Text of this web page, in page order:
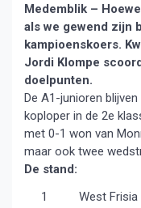
Medemblik –
als we gewend zijn
kampioenskoers.
Jordi Klompe
doelpunten.
De A1-junioren
koploper in de 2e
met 0-1 won van
maar ook twee
De stand:
1
West Frisia